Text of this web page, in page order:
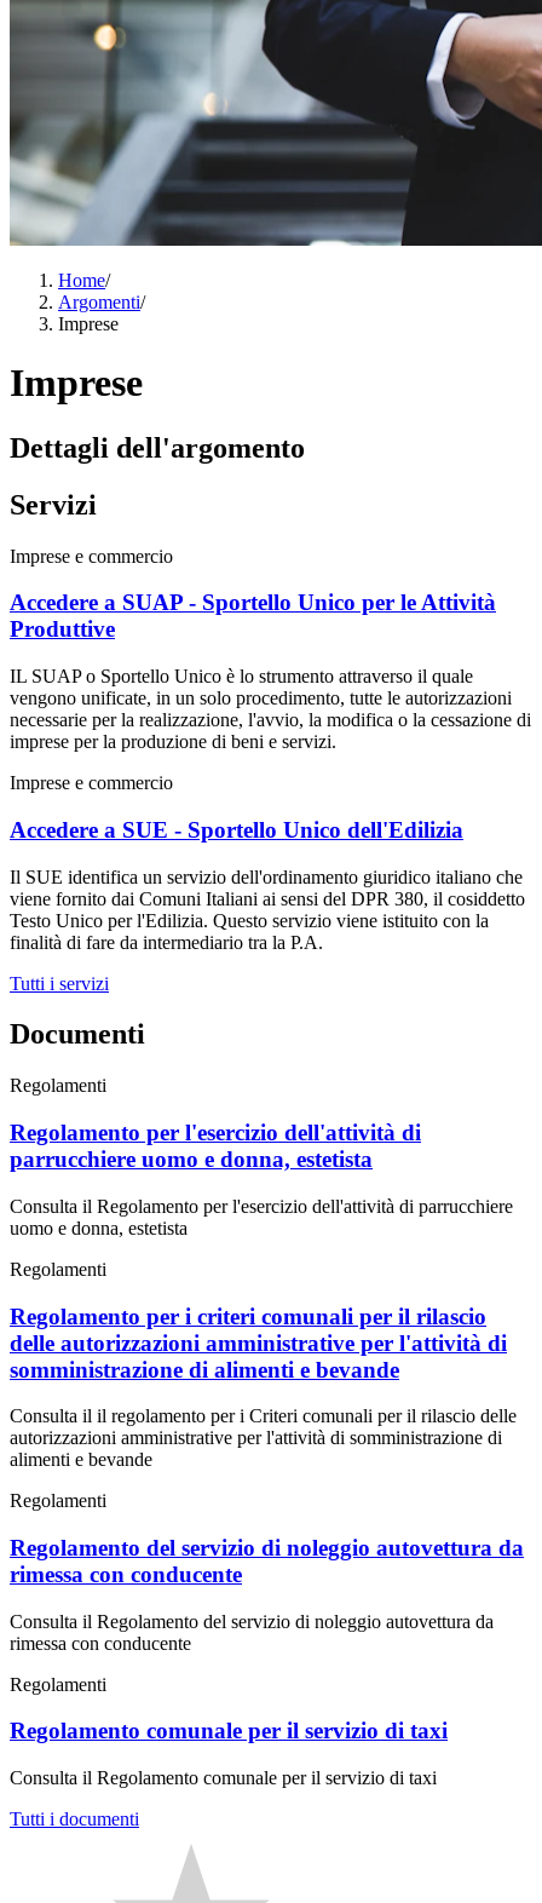
Home/
Argomenti/
Imprese
Imprese
Dettagli dell'argomento
Servizi
Imprese e commercio
Accedere a SUAP - Sportello Unico per le Attività
Produttive
IL SUAP o Sportello Unico è lo strumento attraverso il quale
vengono unificate, in un solo procedimento, tutte le autorizzazioni
necessarie per la realizzazione, l'avvio, la modifica o la cessazione di
imprese per la produzione di beni e servizi.
Imprese e commercio
Accedere a SUE - Sportello Unico dell'Edilizia
Il SUE identifica un servizio dell'ordinamento giuridico italiano che
viene fornito dai Comuni Italiani ai sensi del DPR 380, il cosiddetto
Testo Unico per l'Edilizia. Questo servizio viene istituito con la
finalità di fare da intermediario tra la P.A.
Tutti i servizi
Documenti
Regolamenti
Regolamento per l'esercizio dell'attività di
parrucchiere uomo e donna, estetista
Consulta il Regolamento per l'esercizio dell'attività di parrucchiere
uomo e donna, estetista
Regolamenti
Regolamento per i criteri comunali per il rilascio
delle autorizzazioni amministrative per l'attività di
somministrazione di alimenti e bevande
Consulta il il regolamento per i Criteri comunali per il rilascio delle
autorizzazioni amministrative per l'attività di somministrazione di
alimenti e bevande
Regolamenti
Regolamento del servizio di noleggio autovettura da
rimessa con conducente
Consulta il Regolamento del servizio di noleggio autovettura da
rimessa con conducente
Regolamenti
Regolamento comunale per il servizio di taxi
Consulta il Regolamento comunale per il servizio di taxi
Tutti i documenti